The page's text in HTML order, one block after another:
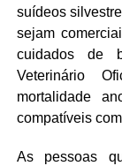
suídeos
sejam
cuidados de
Veterinário
mortalidade
compatíveis
As pessoas